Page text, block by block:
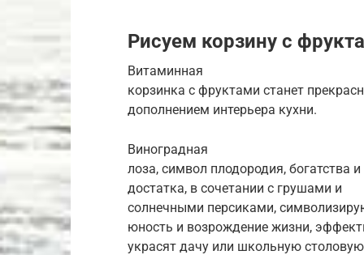
Рисуем корзину с
Витаминная
корзинка с фруктами станет
дополнением интерьера кухни.
Виноградная
лоза, символ плодородия, богатства и
достатка, в сочетании с грушами и
солнечными персиками,
юность и возрождение жизни,
украсят дачу или школьную